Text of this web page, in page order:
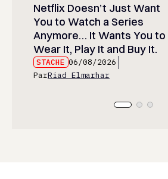
Netflix Doesn’t Just Want
You to Watch a Series
Anymore… It Wants You to
Wear It, Play It and Buy It.
STACHE 06/08/2026
ParRiad Elmarhar